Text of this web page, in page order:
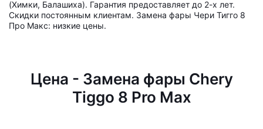
(Химки, Балашиха). Гарантия предоставляет до 2-х лет.
Скидки постоянным клиентам. Замена фары Чери Тигго 8
Про Макс: низкие цены.
Цена - Замена фары Chery
Tiggo 8 Pro Max